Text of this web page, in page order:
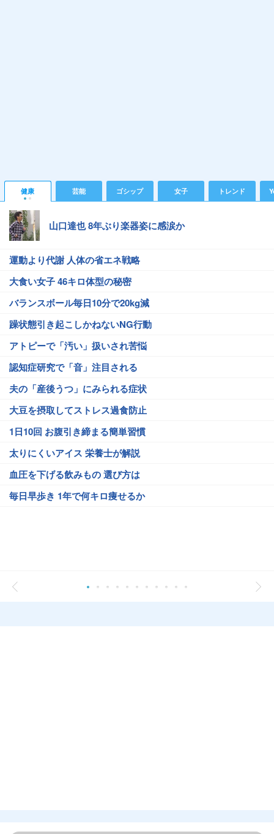
健康 芸能 ゴシップ 女子 トレンド
山口達也 8年ぶり楽器姿に感涙か
運動より代謝 人体の省エネ戦略
大食い女子 46キロ体型の秘密
バランスボール毎日10分で20kg減
躁状態引き起こしかねないNG行動
アトピーで「汚い」扱いされ苦悩
認知症研究で「音」注目される
夫の「産後うつ」にみられる症状
大豆を摂取してストレス過食防止
1日10回 お腹引き締まる簡単習慣
太りにくいアイス 栄養士が解説
血圧を下げる飲みもの 選び方は
毎日早歩き 1年で何キロ痩せるか